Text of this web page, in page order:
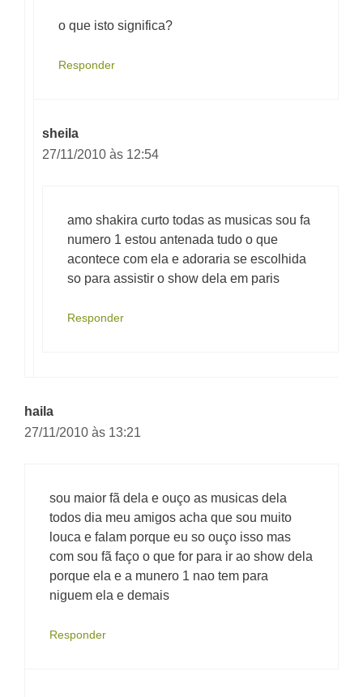
o que isto significa?
Responder
sheila
27/11/2010 às 12:54
amo shakira curto todas as musicas sou fa
numero 1 estou antenada tudo o que
acontece com ela e adoraria se escolhida
so para assistir o show dela em paris
Responder
haila
27/11/2010 às 13:21
sou maior fã dela e ouço as musicas dela
todos dia meu amigos acha que sou muito
louca e falam porque eu so ouço isso mas
com sou fã faço o que for para ir ao show dela
porque ela e a munero 1 nao tem para
niguem ela e demais
Responder